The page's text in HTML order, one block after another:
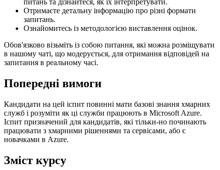
питань та дізнайтеся, як їх інтерпретувати.
Отримаєте детальну інформацію про різні формати
запитань.
Ознайомитесь із методологією виставлення оцінок.
Обов'язково візьміть із собою питання, які можна розміщувати
в нашому чаті, що модерується, для отримання відповідей на
запитання в реальному часі.
Попередні вимоги
Кандидати на цей іспит повинні мати базові знання хмарних
служб і розуміти як ці служби працюють в Microsoft Azure.
Іспит призначений для кандидатів, які тільки-но починають
працювати з хмарними рішеннями та сервісами, або є
новачками в Azure.
Зміст курсу